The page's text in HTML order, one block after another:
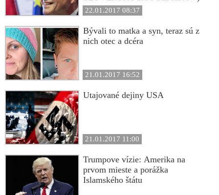
22.01.2017 08:37
Bývali to matka a syn, teraz sú z
nich otec a dcéra
21.01.2017 16:52
Utajované dejiny USA
21.01.2017 11:00
Trumpove vízie: Amerika na
prvom mieste a porážka
Islamského štátu